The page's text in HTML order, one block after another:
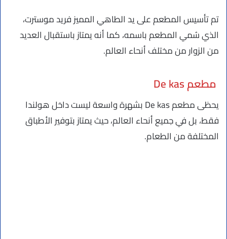
تم تأسيس المطعم على يد الطاهي المميز فريد موسترت،
الذي سُمي المطعم باسمه، كما أنه يمتاز باستقبال العديد
من الزوار من مختلف أنحاء العالم.
مطعم De kas
يحظى مطعم De kas بشهرة واسعة ليست داخل هولندا
فقط، بل في جميع أنحاء العالم، حيث يمتاز بتوفير الأطباق
المختلفة من الطعام.